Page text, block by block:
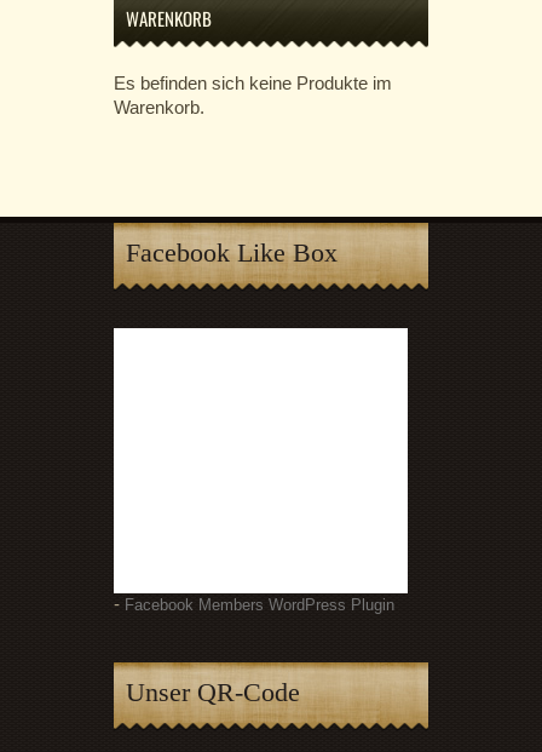
WARENKORB
Es befinden sich keine Produkte im
Warenkorb.
Facebook Like Box
- Facebook Members WordPress Plugin
Unser QR-Code